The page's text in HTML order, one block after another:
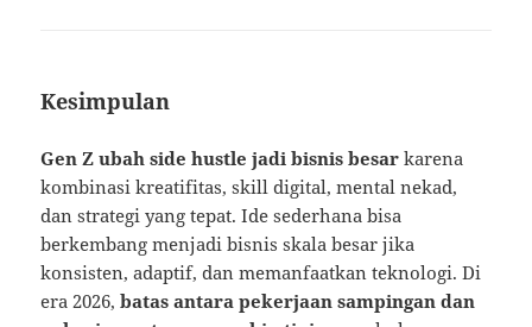
Kesimpulan
Gen Z ubah side hustle jadi bisnis besar karena
kombinasi kreatifitas, skill digital, mental nekad,
dan strategi yang tepat. Ide sederhana bisa
berkembang menjadi bisnis skala besar jika
konsisten, adaptif, dan memanfaatkan teknologi. Di
era 2026,batas antara pekerjaan sampingan dan